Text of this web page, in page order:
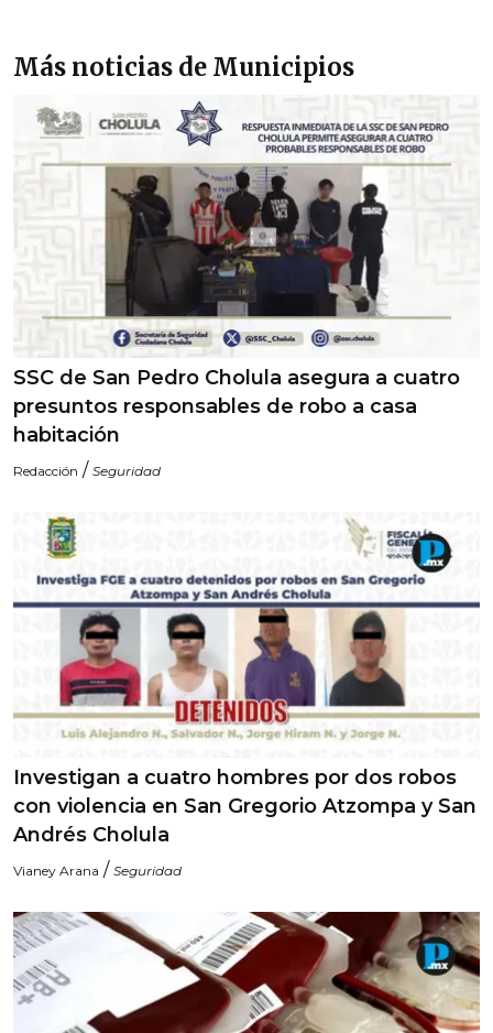
Más noticias de Municipios
SSC de San Pedro Cholula asegura a cuatro
presuntos responsables de robo a casa
habitación
Redacción / Seguridad
Investigan a cuatro hombres por dos robos
con violencia en San Gregorio Atzompa y San
Andrés Cholula
Vianey Arana / Seguridad